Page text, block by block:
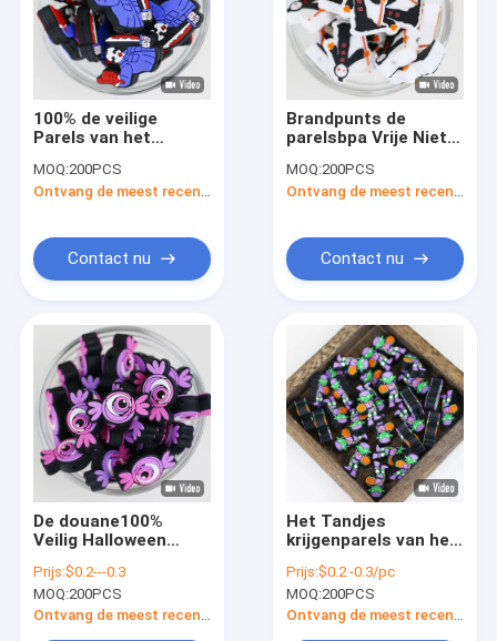
100% de veilige
Parels van het
krijgen Niet-toxisch
voor Babys en Jonge
brandpuntsparels
MOQ:200PCS
Contact nu
Brandpunts de
parelsbpa Vrije Niet-
van douanehalloween
voor Alle Mensen
MOQ:200PCS
Contact nu
De douane100%
Veilig Halloween
de Dongguanfabriek
voor Alle Mensen
Prijs:$0.2---0.3
MOQ:200PCS
Ontvang de meest recente Prijs
Het Tandjes
krijgenparels van het
toxische Silicone
met Gat voor focals
van het Babytandjes
Prijs:$0.2 -0.3/pc
MOQ:200PCS
Ontvang de meest recente Prijs